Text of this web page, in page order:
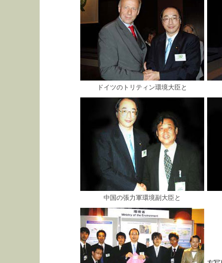
ドイツのトリティン環境大臣と
中国の張力軍環境副大臣と